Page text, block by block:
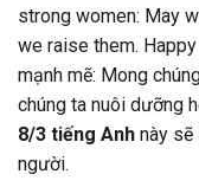
strong women: May
we raise them.
mạnh mẽ: Mong
chúng ta nuôi dưỡng
8/3 tiếng Anh này sẽ
người.